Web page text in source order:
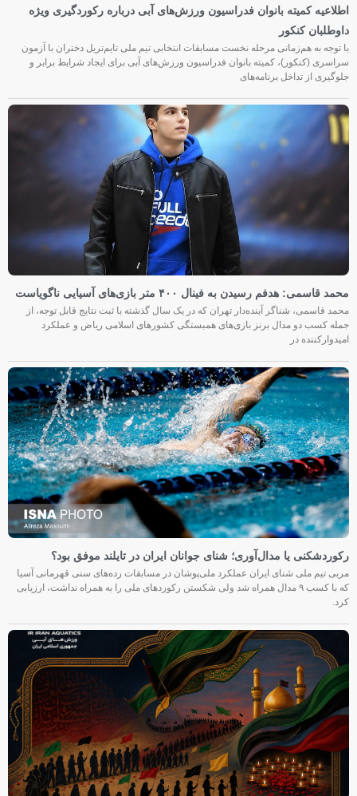
اطلاعیه کمیته بانوان فدراسیون ورزش‌های آبی درباره رکوردگیری ویژه
داوطلبان کنکور
با توجه به هم‌زمانی مرحله نخست مسابقات انتخابی تیم ملی تایم‌تریل دختران با آزمون
سراسری (کنکور)، کمیته بانوان فدراسیون ورزش‌های آبی برای ایجاد شرایط برابر و
جلوگیری از تداخل برنامه‌های
محمد قاسمی: هدفم رسیدن به فینال ۴۰۰ متر بازی‌های آسیایی ناگویاست
محمد قاسمی، شناگر آینده‌دار تهران که در یک سال گذشته با ثبت نتایج قابل توجه، از
جمله کسب دو مدال برنز بازی‌های همبستگی کشورهای اسلامی ریاض و عملکرد
امیدوارکننده در
رکوردشکنی یا مدال‌آوری؛ شنای جوانان ایران در تایلند موفق بود؟
مربی تیم ملی شنای ایران عملکرد ملی‌پوشان در مسابقات رده‌های سنی قهرمانی آسیا
که با کسب ۹ مدال همراه شد ولی شکستن رکوردهای ملی را به همراه نداشت، ارزیابی
کرد.